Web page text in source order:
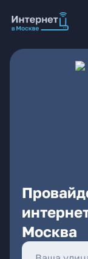
Москва